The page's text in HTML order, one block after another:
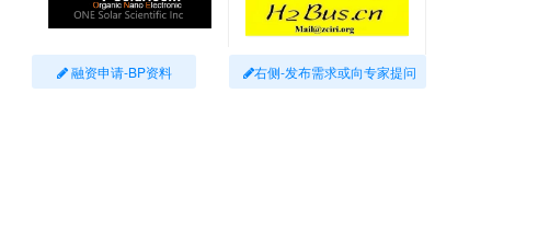
融资申请-BP资料 右侧-发布需求或向专家提问